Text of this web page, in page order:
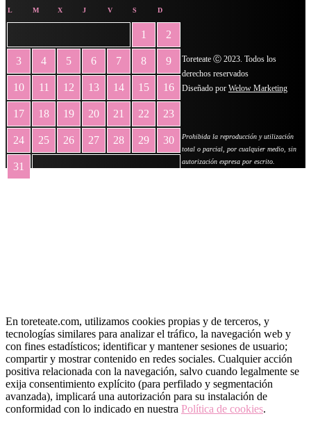
L M X J V S D
1 2
3 4 5 6 7 8 9
10 11 12 13 14 15 16
17 18 19 20 21 22 23
24 25 26 27 28 29 30
31
Toreteate Ⓒ 2023. Todos los
derechos reservados
Diseñado por Welow Marketing
Prohibida la reproducción y utilización
total o parcial, por cualquier medio, sin
autorización expresa por escrito.
En toreteate.com, utilizamos cookies propias y de terceros, y
tecnologías similares para analizar el tráfico, la navegación web y
con fines estadísticos; identificar y mantener sesiones de usuario;
compartir y mostrar contenido en redes sociales. Cualquier acción
positiva relacionada con la navegación, salvo cuando legalmente se
exija consentimiento explícito (para perfilado y segmentación
avanzada), implicará una autorización para su instalación de
conformidad con lo indicado en nuestra Política de cookies.